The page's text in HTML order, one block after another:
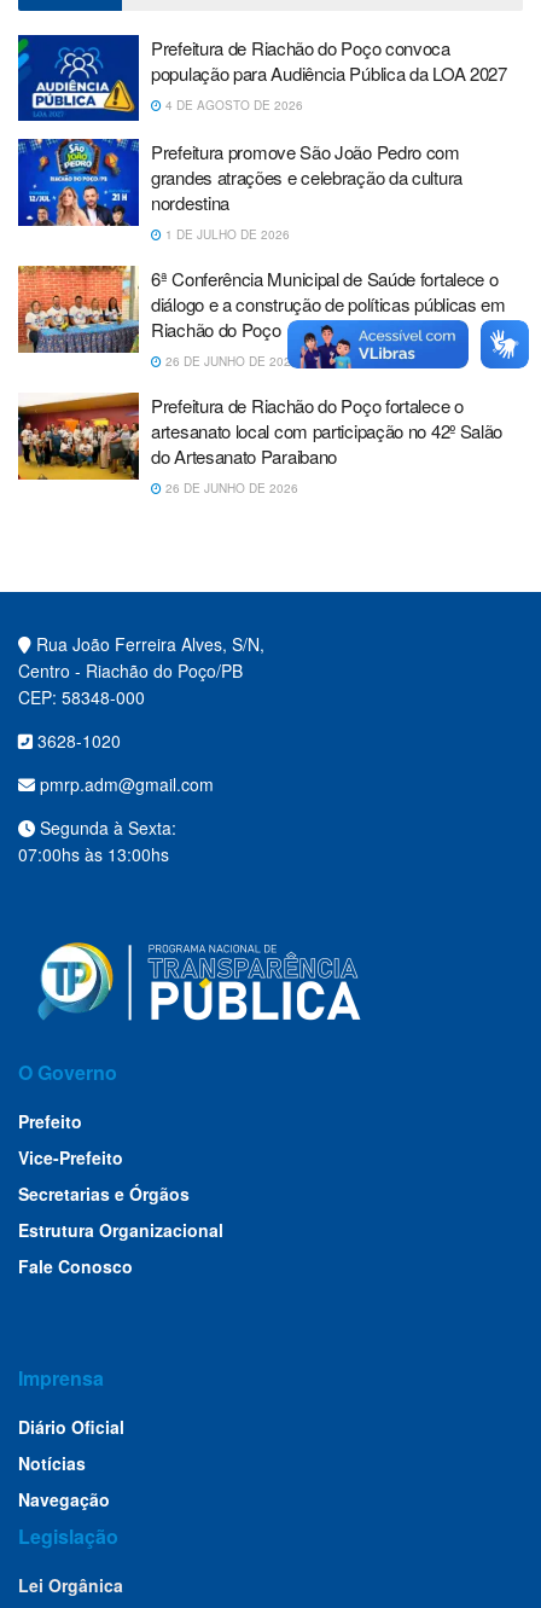
Prefeitura de Riachão do Poço convoca
população para Audiência Pública da LOA 2027
4 DE AGOSTO DE 2026
Prefeitura promove São João Pedro com
grandes atrações e celebração da cultura
nordestina
1 DE JULHO DE 2026
6ª Conferência Municipal de Saúde fortalece o
diálogo e a construção de políticas públicas em
Riachão do Poço
26 DE JUNHO DE 2026
Prefeitura de Riachão do Poço fortalece o
artesanato local com participação no 42º Salão
do Artesanato Paraibano
26 DE JUNHO DE 2026
Rua João Ferreira Alves, S/N,
Centro - Riachão do Poço/PB
CEP: 58348-000
3628-1020
pmrp.adm@gmail.com
Segunda à Sexta:
07:00hs às 13:00hs
O Governo
Prefeito
Vice-Prefeito
Secretarias e Órgãos
Estrutura Organizacional
Fale Conosco
Imprensa
Diário Oficial
Notícias
Navegação
Legislação
Lei Orgânica